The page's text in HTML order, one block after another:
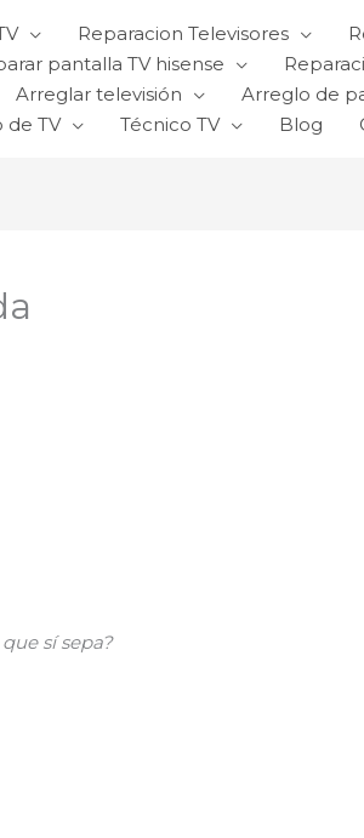
Reparacion Televisores
pantalla TV hisense
Arreglar televisión Arreglo de
de TV Técnico TV Blog
sí sepa?